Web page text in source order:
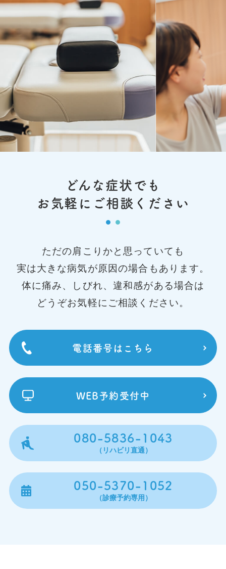
どんな症状でも
お気軽にご相談ください
ただの肩こりかと思っていても
実は大きな病気が原因の場合もあります。
体に痛み、しびれ、違和感がある場合は
どうぞお気軽にご相談ください。
電話番号はこちら
WEB予約受付中
080-5836-1043
（リハビリ直通）
050-5370-1052
（診療予約専用）